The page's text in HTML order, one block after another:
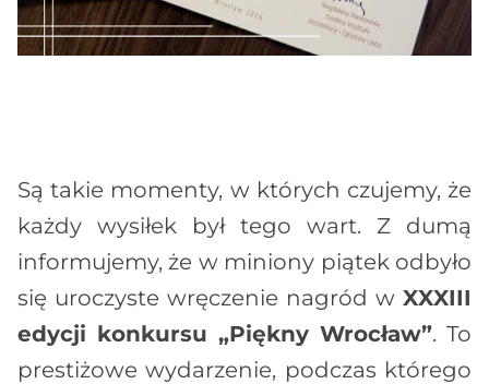
Są takie momenty, w których czujemy, że
każdy wysiłek był tego wart. Z dumą
informujemy, że w miniony piątek odbyło
się uroczyste wręczenie nagród w XXXIII
edycji konkursu „Piękny Wrocław”. To
prestiżowe wydarzenie, podczas którego